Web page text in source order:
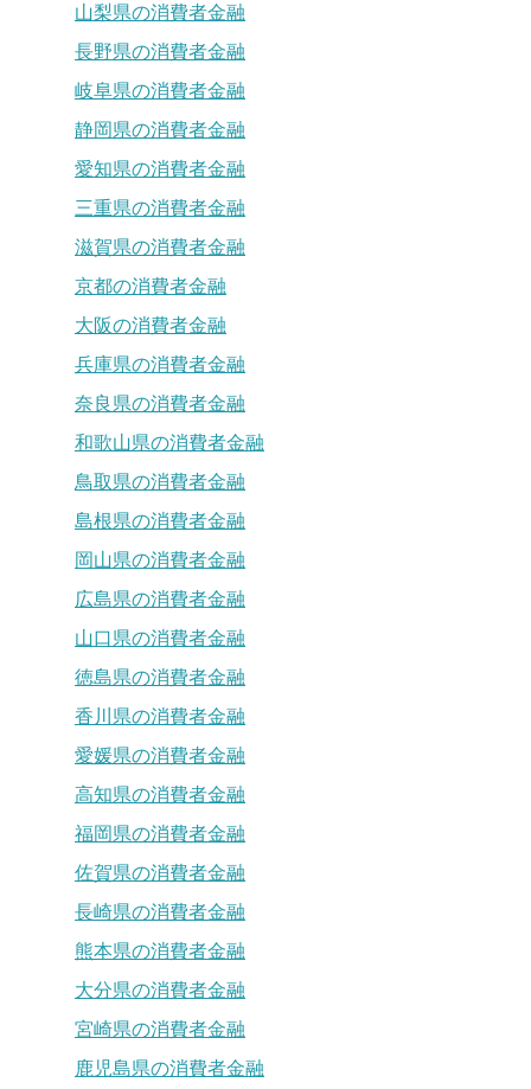
山梨県の消費者金融
長野県の消費者金融
岐阜県の消費者金融
静岡県の消費者金融
愛知県の消費者金融
三重県の消費者金融
滋賀県の消費者金融
京都の消費者金融
大阪の消費者金融
兵庫県の消費者金融
奈良県の消費者金融
和歌山県の消費者金融
鳥取県の消費者金融
島根県の消費者金融
岡山県の消費者金融
広島県の消費者金融
山口県の消費者金融
徳島県の消費者金融
香川県の消費者金融
愛媛県の消費者金融
高知県の消費者金融
福岡県の消費者金融
佐賀県の消費者金融
長崎県の消費者金融
熊本県の消費者金融
大分県の消費者金融
宮崎県の消費者金融
鹿児島県の消費者金融